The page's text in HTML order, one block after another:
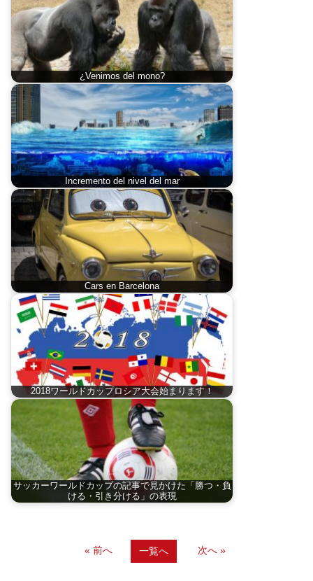
¿Venimos del mono?
Incremento del nivel del mar
Cars en Barcelona
2018ワールドカップロシア大会始まります！
サッカーワールドカップの記事で見かけた「勝つ・負
ける・引き分ける」の表現
« 前へ 一覧へ 次へ »